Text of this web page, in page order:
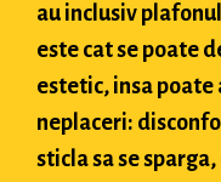
au inclusiv
este cat se poate
estetic, insa
neplaceri:
sticla sa se